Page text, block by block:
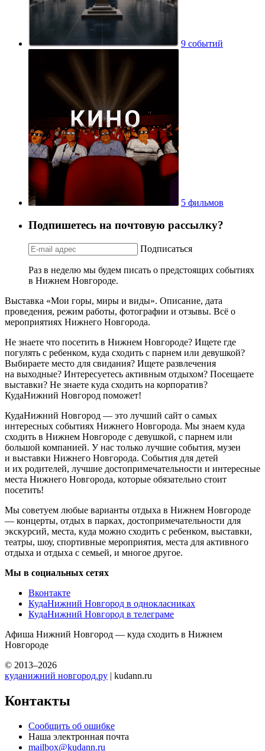
9 событий
5 фильмов
Подпишетесь на почтовую рассылку?
Подписаться
Раз в неделю мы будем писать о предстоящих событиях
в Нижнем Новгороде.
Выставка «Мои горы, миры и виды». Описание, дата
проведения, режим работы, фотографии и отзывы. Всё о
мероприятиях Нижнего Новгорода.
Не знаете что посетить в Нижнем Новгороде? Ищете где
погулять с ребенком, куда сходить с парнем или девушкой?
Выбираете место для свидания? Ищете развлечения
на выходные? Интересуетесь активным отдыхом? Посещаете
выставки? Не знаете куда сходить на корпоратив?
КудаНижний Новгород поможет!
КудаНижний Новгород — это лучший сайт о самых
интересных событиях Нижнего Новгорода. Мы знаем куда
сходить в Нижнем Новгороде с девушкой, с парнем или
большой компанией. У нас только лучшие события, музеи
и выставки Нижнего Новгорода. События для детей
и их родителей, лучшие достопримечательности и интересные
места Нижнего Новгорода, которые обязательно стоит
посетить!
Мы советуем любые варианты отдыха в Нижнем Новгороде
— концерты, отдых в парках, достопримечательности для
экскурсий, места, куда можно сходить с ребенком, выставки,
театры, шоу, спортивные мероприятия, места для активного
отдыха и отдыха с семьей, и многое другое.
Мы в социальных сетях
Вконтакте
КудаНижний Новгород в однокласниках
КудаНижний Новгород в телеграме
Афиша Нижний Новгород — куда сходить в Нижнем
Новгороде
© 2013–2026
куданижний новгород.ру | kudann.ru
Контакты
Сообщить об ошибке
Наша электронная почта
mailbox@kudann.ru